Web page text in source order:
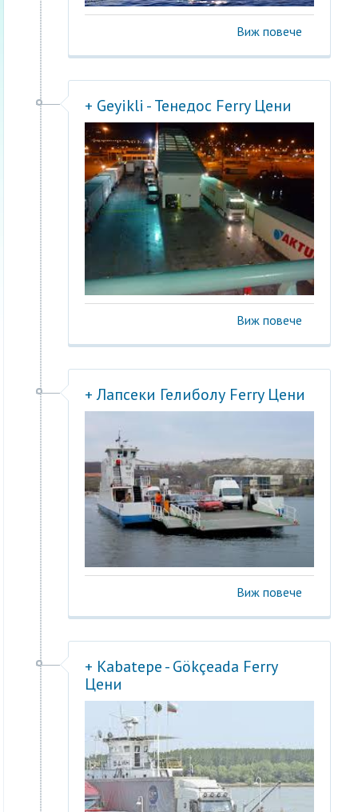
Виж повече
+ Geyikli - Тенедос Ferry Цени
Виж повече
+ Лапсеки Гелиболу Ferry Цени
Виж повече
+ Kabatepe - Gökçeada Ferry
Цени